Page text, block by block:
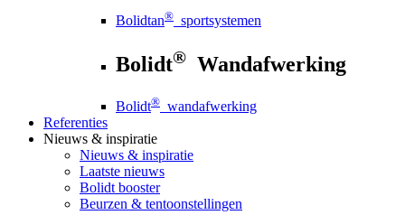
Bolidtan® sportsystemen
Bolidt® Wandafwerking
Bolidt® wandafwerking
Referenties
Nieuws & inspiratie
Nieuws & inspiratie
Laatste nieuws
Bolidt booster
Beurzen & tentoonstellingen